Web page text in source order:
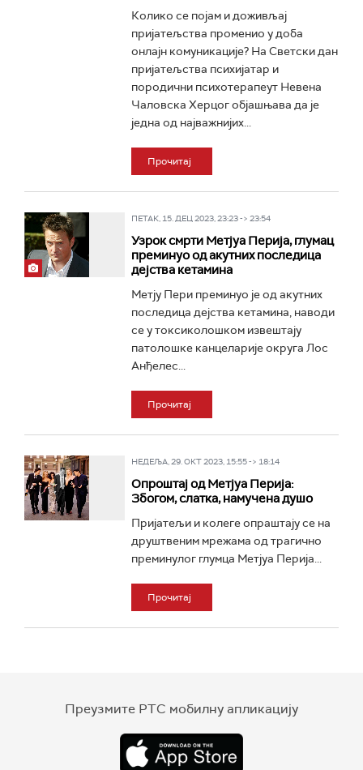
Колико се појам и доживљај
пријатељства променио у доба
онлајн комуникације? На Светски дан
пријатељства психијатар и
породични психотерапеут Невена
Чаловска Херцог објашњава да је
једна од најважнијих...
Прочитај
ПЕТАК, 15. ДЕЦ 2023, 23:23 -> 23:54
Узрок смрти Метјуа Перија, глумац
преминуо од акутних последица
дејства кетамина
Метју Пери преминуо је од акутних
последица дејства кетамина, наводи
се у токсиколошком извештају
патолошке канцеларије округа Лос
Анђелес...
Прочитај
НЕДЕЉА, 29. ОКТ 2023, 15:55 -> 18:14
Опроштај од Метјуа Перија:
Збогом, слатка, намучена душо
Пријатељи и колеге опраштају се на
друштвеним мрежама од трагично
преминулог глумца Метјуа Перија...
Прочитај
Преузмите РТС мобилну апликацију